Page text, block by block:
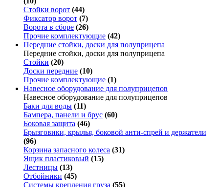
Стойки ворот (44)
Фиксатор ворот (7)
Ворота в сборе (26)
Прочие комплектующие (42)
Передние стойки, доски для полуприцепа
Передние стойки, доски для полуприцепа
Стойки (20)
Доски передние (10)
Прочие комплектующие (1)
Навесное оборудование для полуприцепов
Навесное оборудование для полуприцепов
Баки для воды (11)
Бампера, панели и брус (60)
Боковая защита (46)
Брызговики, крылья, боковой анти-спрей и держатели
(96)
Корзина запасного колеса (31)
Ящик пластиковый (15)
Лестницы (13)
Отбойники (45)
Системы крепления груза (55)